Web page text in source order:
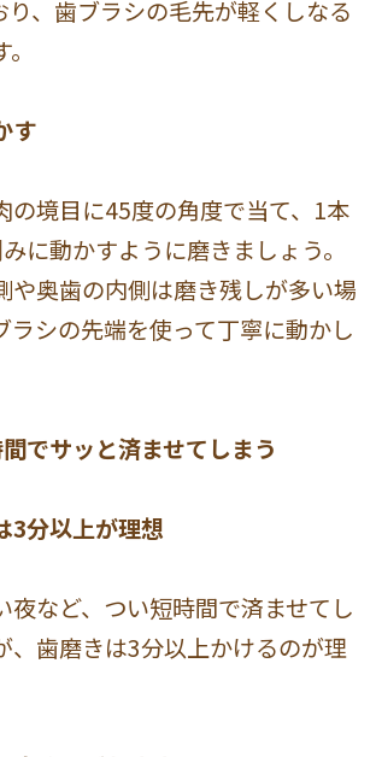
り、歯ブラシの毛先が軽くしなる
す
の境目に45度の角度で当て、1本
に動かすように磨きましょう。
や奥歯の内側は磨き残しが多い場
ラシの先端を使って丁寧に動かし
サッと済ませてしまう
分以上が理想
夜など、つい短時間で済ませてし
、歯磨きは3分以上かけるのが理